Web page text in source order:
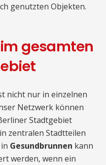
genutzten Objekten.
gesamten
nicht nur in einzelnen
Netzwerk können
Stadtgebiet
zentralen Stadtteilen
Gesundbrunnen kann
werden, wenn ein